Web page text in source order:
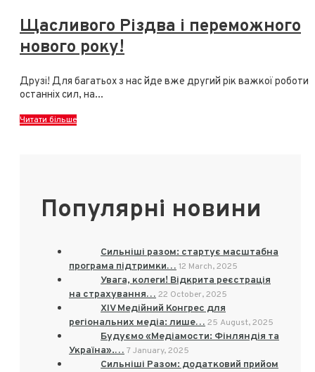
Щасливого Різдва і переможного
нового року!
Друзі! Для багатьох з нас йде вже другий рік важкої роботи,
останніх сил, на...
Читати більше
Популярні новини
Сильніші разом: стартує масштабна
програма підтримки… 12 March, 2025
Увага, колеги! Відкрита реєстрація
на страхування… 22 October, 2025
XIV Медійний Конгрес для
регіональних медіа: лише… 25 August, 2025
Будуємо «Медіамости: Фінляндія та
Україна».… 7 January, 2025
Сильніші Разом: додатковий прийом